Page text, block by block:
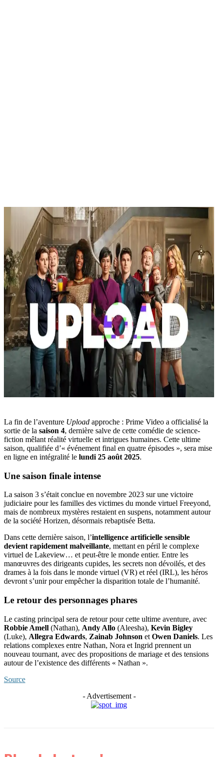
La fin de l’aventure Upload approche : Prime Video a officialisé la
sortie de la saison 4, dernière salve de cette comédie de science-
fiction mêlant réalité virtuelle et intrigues humaines. Cette ultime
saison, qualifiée d’« événement final en quatre épisodes », sera mise
en ligne en intégralité le lundi 25 août 2025.
Une saison finale intense
La saison 3 s’était conclue en novembre 2023 sur une victoire
judiciaire pour les familles des victimes du monde virtuel Freeyond,
mais de nombreux mystères restaient en suspens, notamment autour
de la société Horizen, désormais rebaptisée Betta.
Dans cette dernière saison, l’intelligence artificielle sensible
devient rapidement malveillante, mettant en péril le complexe
virtuel de Lakeview… et peut-être le monde entier. Entre les
manœuvres des dirigeants cupides, les secrets non dévoilés, et des
drames à la fois dans le monde virtuel (VR) et réel (IRL), les héros
devront s’unir pour empêcher la disparition totale de l’humanité.
Le retour des personnages phares
Le casting principal sera de retour pour cette ultime aventure, avec
Robbie Amell (Nathan), Andy Allo (Aleesha), Kevin Bigley
(Luke), Allegra Edwards, Zainab Johnson et Owen Daniels. Les
relations complexes entre Nathan, Nora et Ingrid prennent un
nouveau tournant, avec des propositions de mariage et des tensions
autour de l’existence des différents « Nathan ».
Source
- Advertisement -